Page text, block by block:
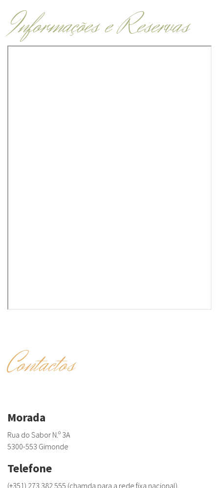
Informações e Reservas
Contactos
Morada
Rua do Sabor N.º 3A
5300-553 Gimonde
Telefone
(+351) 273 382 555 (chamda para a rede fixa nacional)